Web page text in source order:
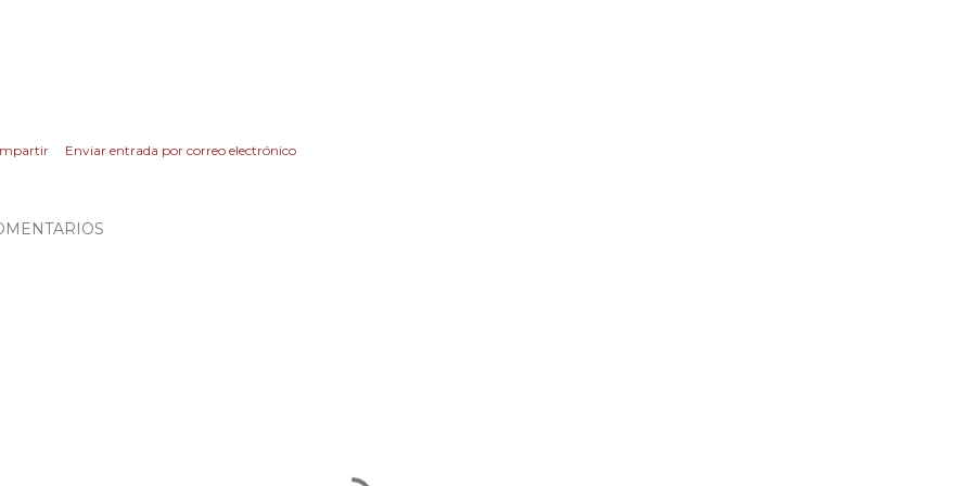
Enviar entrada por correo electrónico